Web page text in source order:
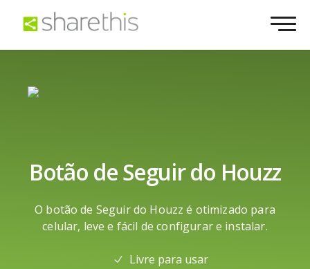
Botão de Seguir do Houzz
O botão de Seguir do Houzz é otimizado para
celular, leve e fácil de configurar e instalar.
Livre para usar